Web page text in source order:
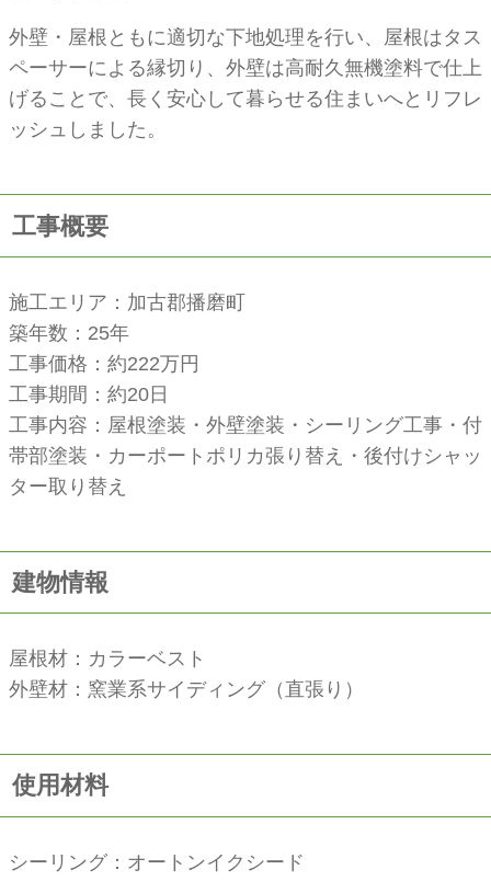
外壁・屋根ともに適切な下地処理を行い、屋根はタス
ペーサーによる縁切り、外壁は高耐久無機塗料で仕上
げることで、長く安心して暮らせる住まいへとリフレ
ッシュしました。
工事概要
施工エリア：加古郡播磨町
築年数：25年
工事価格：約222万円
工事期間：約20日
工事内容：屋根塗装・外壁塗装・シーリング工事・付
帯部塗装・カーポートポリカ張り替え・後付けシャッ
ター取り替え
建物情報
屋根材：カラーベスト
外壁材：窯業系サイディング（直張り）
使用材料
シーリング：オートンイクシード